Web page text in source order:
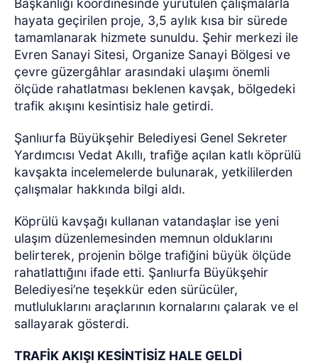
Başkanlığı koordinesinde yürütülen çalışmalarla
hayata geçirilen proje, 3,5 aylık kısa bir sürede
tamamlanarak hizmete sunuldu. Şehir merkezi ile
Evren Sanayi Sitesi, Organize Sanayi Bölgesi ve
çevre güzergâhlar arasındaki ulaşımı önemli
ölçüde rahatlatması beklenen kavşak, bölgedeki
trafik akışını kesintisiz hale getirdi.
Şanlıurfa Büyükşehir Belediyesi Genel Sekreter
Yardımcısı Vedat Akıllı, trafiğe açılan katlı köprülü
kavşakta incelemelerde bulunarak, yetkililerden
çalışmalar hakkında bilgi aldı.
Köprülü kavşağı kullanan vatandaşlar ise yeni
ulaşım düzenlemesinden memnun olduklarını
belirterek, projenin bölge trafiğini büyük ölçüde
rahatlattığını ifade etti. Şanlıurfa Büyükşehir
Belediyesi’ne teşekkür eden sürücüler,
mutluluklarını araçlarının kornalarını çalarak ve el
sallayarak gösterdi.
TRAFİK AKIŞI KESİNTİSİZ HALE GELDİ